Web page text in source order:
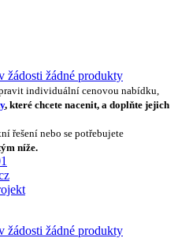
žádosti žádné produkty
individuální cenovou nabídku,
, které chcete nacenit, a doplňte jejich
řešení nebo se potřebujete
níže.
žádosti žádné produkty